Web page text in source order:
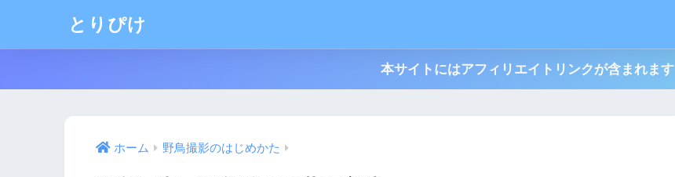
とりぴけ
本サイトにはアフィリエイトリンクが含まれます
ホーム 野鳥撮影のはじめかた